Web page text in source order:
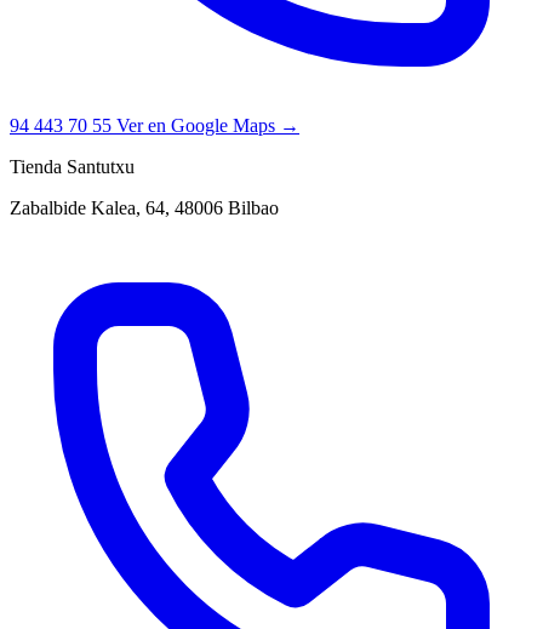
94 443 70 55 Ver en Google Maps →
Tienda Santutxu
Zabalbide Kalea, 64, 48006 Bilbao